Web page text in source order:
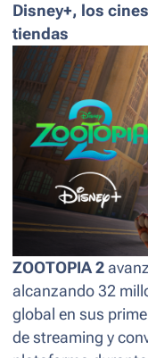
Disney+, los
tiendas
ZOOTOPIA 2
alcanzando 32
global en sus
de streaming y